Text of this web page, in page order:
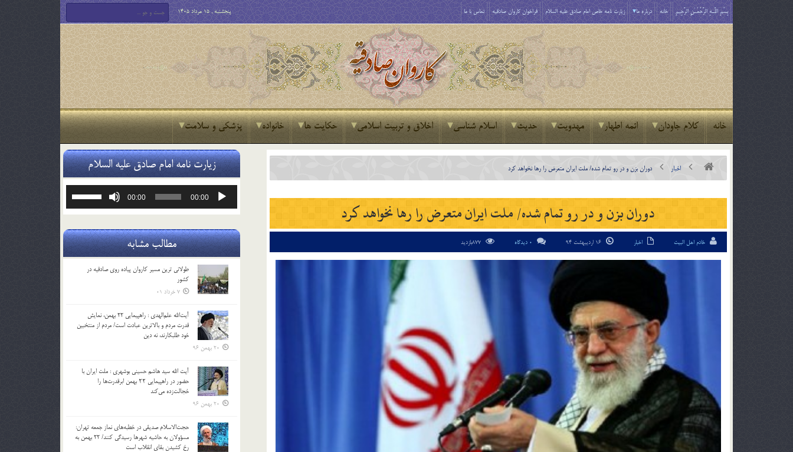
بِسْمِ اللَّـهِ الرَّحْمَـٰنِ الرَّحِيمِ خانه درباره ما زیارت نامه خاص امام صادق علیه السلام فراخوان کاروان صادقیه تماس با ما پنجشنبه , 15 مرداد 1405
خانه کلام جاودان ائمه اطهار مهدویت حدیث اسلام شناسی اخلاق و تربیت اسلامی حکایت ها خانواده پزشکی و سلامت
اخبار دوران بزن و در رو تمام شده/ ملت ایران متعرض را رها نخواهد کرد
دوران بزن و در رو تمام شده/ ملت ایران متعرض را رها نخواهد کرد
خادم اهل البیت اخبار 0 دیدگاه
زیارت نامه امام صادق علیه السلام
پخش‌کننده
00:00
00:00
یا
صدا
کلیدهای
مطالب مشابه
طولانی ترین مسیر کاروان پیاده روی صادقیه در
کشور
7 خرداد 01
آیت‌الله علم‌الهدی : راهپیمایی 22 بهمن، نمایش
قدرت مردم و بالاترین عبادت است/ مردم از منتخبین
خود طلبکارند، نه دین
20 بهمن 96
آیت الله سید هاشم حسینی بوشهری : ملت ایران با
حضور در راهپیمایی ۲۲ بهمن ابرقدرت‌ها را
خجالت‌زده می‌کند
20 بهمن 96
حجت‌الاسلام صدیقی در خطبه‌های نماز جمعه تهران:
مسؤولان به حاشیه شهرها رسیدگی کنند/ 22 بهمن به
رخ کشیدن بقای انقلاب است